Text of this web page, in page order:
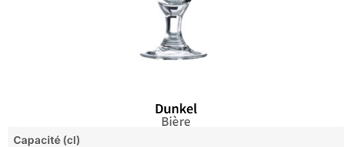
Dunkel
Bière
Capacité (cl)